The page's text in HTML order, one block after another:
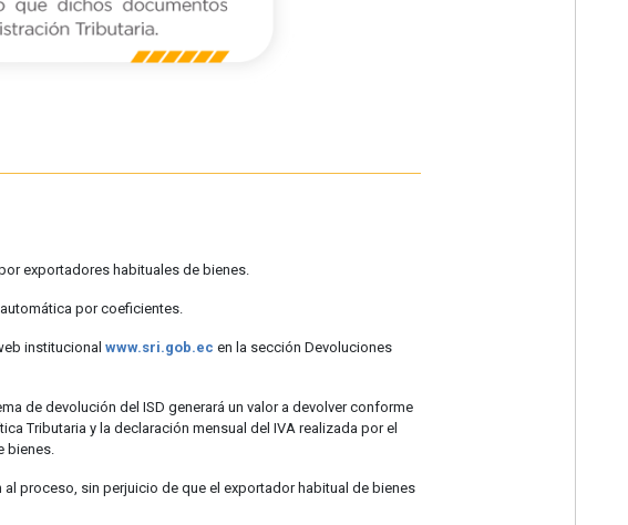
exportadores habituales de bienes.
por coeficientes.
institucional www.sri.gob.ec en la sección Devoluciones
de devolución del ISD generará un valor a devolver conforme
Tributaria y la declaración mensual del IVA realizada por el
bienes.
proceso, sin perjuicio de que el exportador habitual de bienes